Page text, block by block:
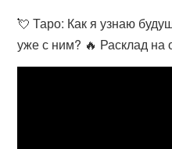
💘 Таро: Как я узнаю
уже с ним? 🔥 Расклад